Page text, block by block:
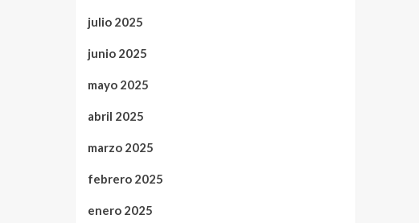
julio 2025
junio 2025
mayo 2025
abril 2025
marzo 2025
febrero 2025
enero 2025